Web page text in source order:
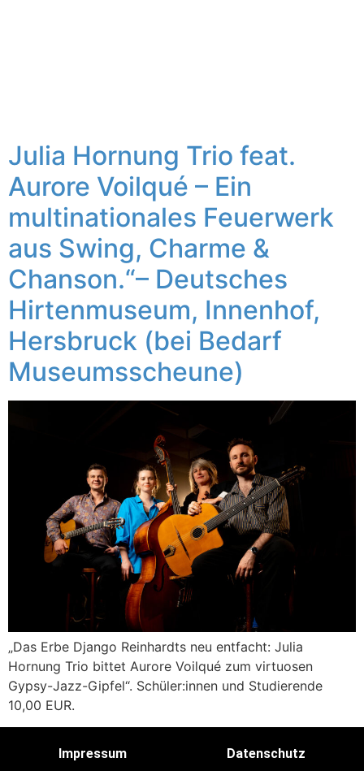
Julia Hornung Trio feat.
Aurore Voilqué – Ein
multinationales Feuerwerk
aus Swing, Charme &
Chanson.“– Deutsches
Hirtenmuseum, Innenhof,
Hersbruck (bei Bedarf
Museumsscheune)
„Das Erbe Django Reinhardts neu entfacht: Julia
Hornung Trio bittet Aurore Voilqué zum virtuosen
Gypsy-Jazz-Gipfel“. Schüler:innen und Studierende
10,00 EUR.
Impressum Datenschutz